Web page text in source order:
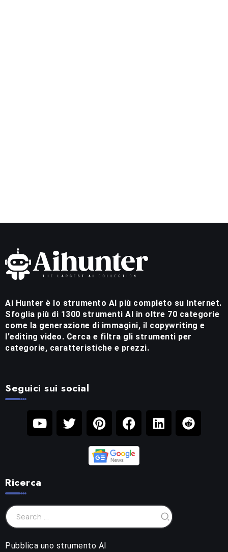
Ai Hunter è lo strumento AI più completo su Internet.
Sfoglia più di 1300 strumenti AI in oltre 70 categorie
come la generazione di immagini, il copywriting e
l'editing video. Cerca e filtra gli strumenti per
categorie, caratteristiche e prezzi.
Seguici sui social
Ricerca
Pubblica uno strumento AI